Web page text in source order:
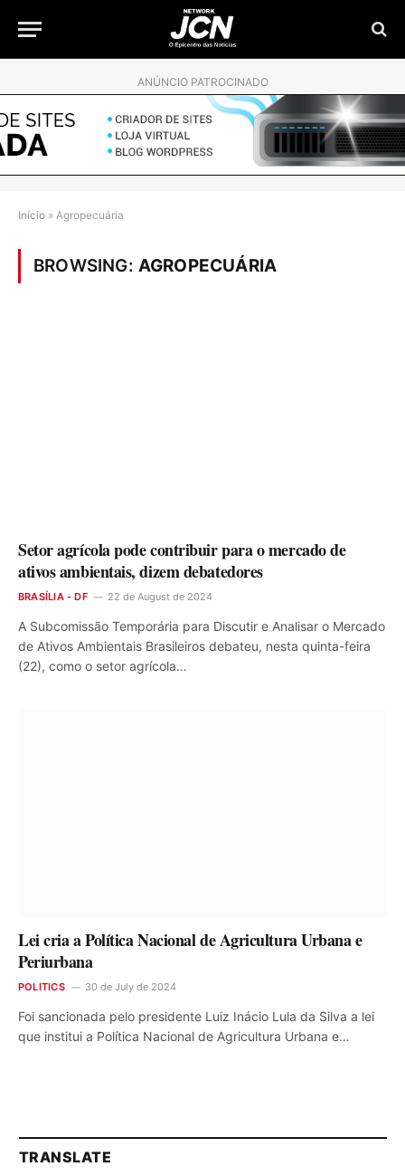
ANÚNCIO PATROCINADO
Início » Agropecuária
BROWSING: AGROPECUÁRIA
Setor agrícola pode contribuir para o mercado de
ativos ambientais, dizem debatedores
BRASÍLIA - DF 22 de August de 2024
A Subcomissão Temporária para Discutir e Analisar o Mercado
de Ativos Ambientais Brasileiros debateu, nesta quinta-feira
(22), como o setor agrícola…
Lei cria a Política Nacional de Agricultura Urbana e
Periurbana
POLITICS 30 de July de 2024
Foi sancionada pelo presidente Luiz Inácio Lula da Silva a lei
que institui a Política Nacional de Agricultura Urbana e…
TRANSLATE